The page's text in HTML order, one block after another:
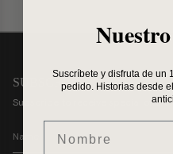
SUBSCRIBE
Subscribe to receive special
Suscríbete y disfruta de un
pedido. Historias desde